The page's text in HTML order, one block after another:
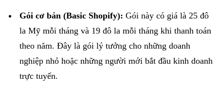
Gói cơ bản (Basic Shopify): Gói này có giá là 25 đô
la Mỹ mỗi tháng và 19 đô la mỗi tháng khi thanh toán
theo năm. Đây là gói lý tưởng cho những doanh
nghiệp nhỏ hoặc những người mới bắt đầu kinh doanh
trực tuyến.